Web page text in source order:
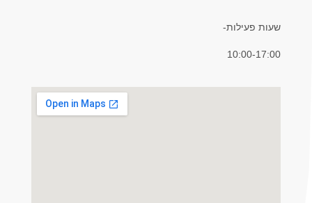
שעות פעילות-
10:00-17:00